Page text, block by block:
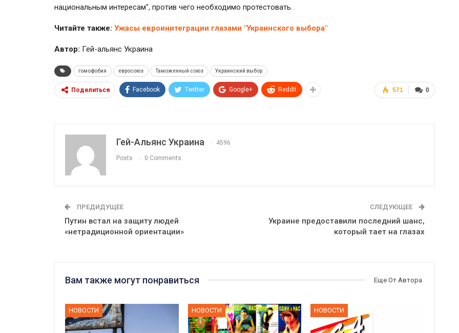
национальным интересам", против чего необходимо протестовать.
Читайте также: Ужасы евроинитеграции глазами "Украинского выбора"
Автор: Гей-альянс Украина
гомофобия евросоюз Таможенный союз Украинский выбор
0
571
Поделиться Facebook Twitter Google+ ReddIt
Гей-Альянс Украина 4596
Posts 0 Comments
ПРЕДИДУЩЕЕ
Путин встал на защиту людей
«нетрадиционной ориентации»
СЛЕДУЮЩЕЕ
Украине предоставили последний шанс,
который тает на глазах
Вам также могут понравиться Еще От Автора
НОВОСТИ НОВОСТИ НОВОСТИ